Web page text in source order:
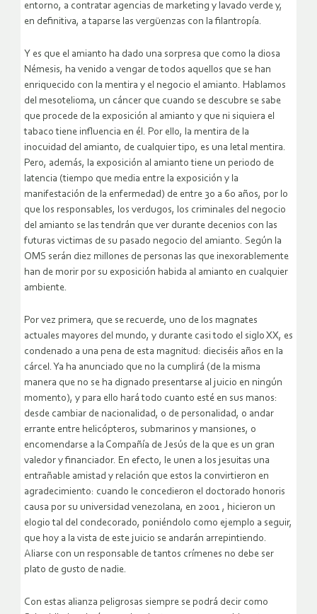
entorno, a contratar agencias de marketing y lavado verde y,
en definitiva, a taparse las vergüenzas con la filantropía.
Y es que el amianto ha dado una sorpresa que como la diosa
Némesis, ha venido a vengar de todos aquellos que se han
enriquecido con la mentira y el negocio el amianto. Hablamos
del mesotelioma, un cáncer que cuando se descubre se sabe
que procede de la exposición al amianto y que ni siquiera el
tabaco tiene influencia en él. Por ello, la mentira de la
inocuidad del amianto, de cualquier tipo, es una letal mentira.
Pero, además, la exposición al amianto tiene un periodo de
latencia (tiempo que media entre la exposición y la
manifestación de la enfermedad) de entre 30 a 60 años, por lo
que los responsables, los verdugos, los criminales del negocio
del amianto se las tendrán que ver durante decenios con las
futuras victimas de su pasado negocio del amianto. Según la
OMS serán diez millones de personas las que inexorablemente
han de morir por su exposición habida al amianto en cualquier
ambiente.
Por vez primera, que se recuerde, uno de los magnates
actuales mayores del mundo, y durante casi todo el siglo XX, es
condenado a una pena de esta magnitud: dieciséis años en la
cárcel. Ya ha anunciado que no la cumplirá (de la misma
manera que no se ha dignado presentarse al juicio en ningún
momento), y para ello hará todo cuanto esté en sus manos:
desde cambiar de nacionalidad, o de personalidad, o andar
errante entre helicópteros, submarinos y mansiones, o
encomendarse a la Compañía de Jesús de la que es un gran
valedor y financiador. En efecto, le unen a los jesuitas una
entrañable amistad y relación que estos la convirtieron en
agradecimiento: cuando le concedieron el doctorado honoris
causa por su universidad venezolana, en 2001 , hicieron un
elogio tal del condecorado, poniéndolo como ejemplo a seguir,
que hoy a la vista de este juicio se andarán arrepintiendo.
Aliarse con un responsable de tantos crímenes no debe ser
plato de gusto de nadie.
Con estas alianza peligrosas siempre se podrá decir como